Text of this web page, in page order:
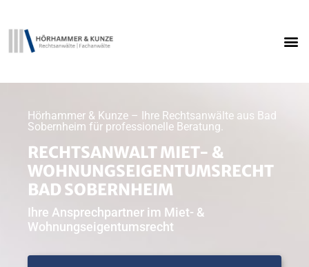
Hörhammer & Kunze – Ihre Rechtsanwälte aus Bad
Sobernheim für professionelle Beratung.
RECHTSANWALT MIET- &
WOHNUNGSEIGENTUMSRECHT
BAD SOBERNHEIM
Ihre Ansprechpartner im Miet- &
Wohnungseigentumsrecht